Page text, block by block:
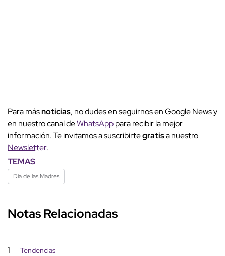
Para másnoticias, no dudes en seguirnos en Google News y
en nuestro canal deWhatsApppara recibir la mejor
información. Te invitamos a suscribirtegratisa nuestro
Newsletter.
TEMAS
Día de las Madres
Notas Relacionadas
1 Tendencias